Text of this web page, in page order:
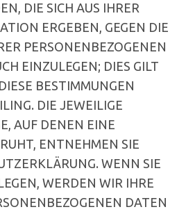
DIE SICH AUS IHRER
ERGEBEN, GEGEN DIE
PERSONENBEZOGENEN
EINZULEGEN; DIES GILT
BESTIMMUNGEN
DIE JEWEILIGE
AUF DENEN EINE
ENTNEHMEN SIE
WENN SIE
WERDEN WIR IHRE
DATEN